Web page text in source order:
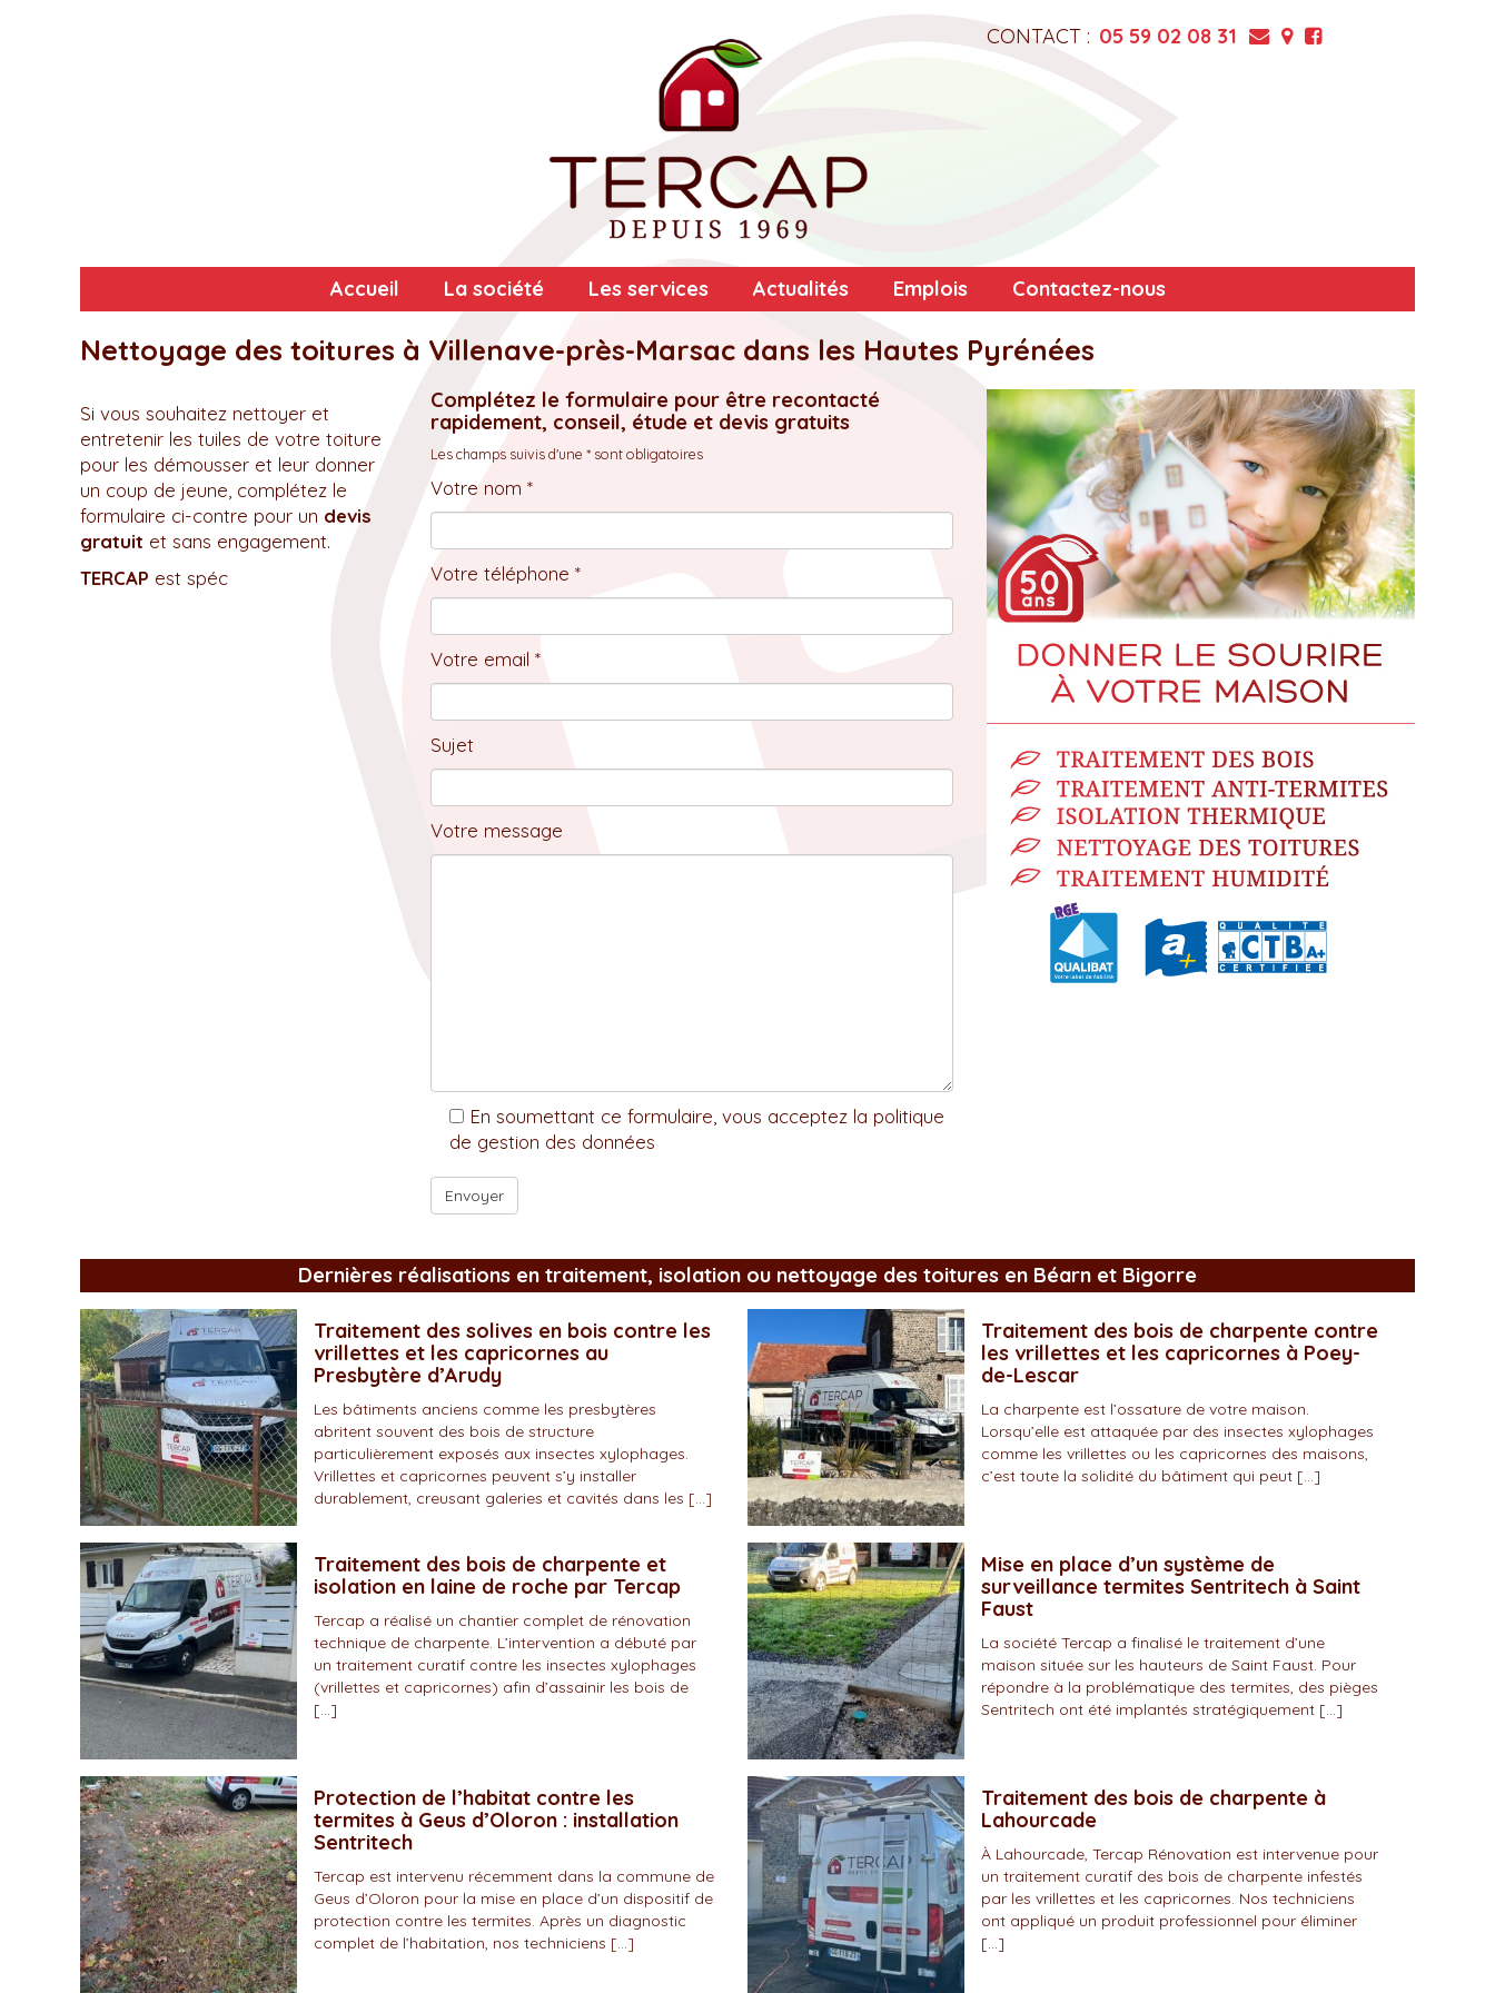
CONTACT : 05 59 02 08 31
Accueil La société Les services Actualités Emplois Contactez-nous
Nettoyage des toitures à Villenave-près-Marsac dans les Hautes Pyrénées
Si vous souhaitez nettoyer et
entretenir les tuiles de votre toiture
pour les démousser et leur donner
un coup de jeune, complétez le
formulaire ci-contre pour un devis
gratuit et sans engagement.
TERCAP est spéc
Complétez le formulaire pour être recontacté
rapidement, conseil, étude et devis gratuits
Les champs suivis d'une * sont obligatoires
Votre nom *
Votre téléphone *
Votre email *
Sujet
Votre message
En soumettant ce formulaire, vous acceptez la politique
de gestion des données
Dernières réalisations en traitement, isolation ou nettoyage des toitures en Béarn et Bigorre
Traitement des solives en bois contre les
vrillettes et les capricornes au
Presbytère d’Arudy
Les bâtiments anciens comme les presbytères
abritent souvent des bois de structure
particulièrement exposés aux insectes xylophages.
Vrillettes et capricornes peuvent s’y installer
durablement, creusant galeries et cavités dans les […]
Traitement des bois de charpente contre
les vrillettes et les capricornes à Poey-
de-Lescar
La charpente est l’ossature de votre maison.
Lorsqu’elle est attaquée par des insectes xylophages
comme les vrillettes ou les capricornes des maisons,
c’est toute la solidité du bâtiment qui peut […]
Traitement des bois de charpente et
isolation en laine de roche par Tercap
Tercap a réalisé un chantier complet de rénovation
technique de charpente. L’intervention a débuté par
un traitement curatif contre les insectes xylophages
(vrillettes et capricornes) afin d’assainir les bois de
[…]
Mise en place d’un système de
surveillance termites Sentritech à Saint
Faust
La société Tercap a finalisé le traitement d’une
maison située sur les hauteurs de Saint Faust. Pour
répondre à la problématique des termites, des pièges
Sentritech ont été implantés stratégiquement […]
Protection de l’habitat contre les
termites à Geus d’Oloron : installation
Sentritech
Tercap est intervenu récemment dans la commune de
Geus d’Oloron pour la mise en place d’un dispositif de
protection contre les termites. Après un diagnostic
complet de l’habitation, nos techniciens […]
Traitement des bois de charpente à
Lahourcade
À Lahourcade, Tercap Rénovation est intervenue pour
un traitement curatif des bois de charpente infestés
par les vrillettes et les capricornes. Nos techniciens
ont appliqué un produit professionnel pour éliminer
[…]